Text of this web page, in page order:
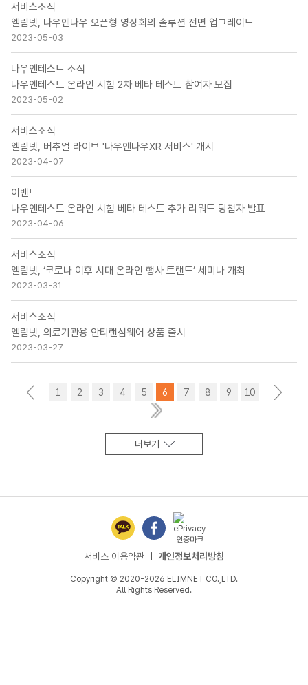
서비스소식
엘림넷, 나우앤나우 오픈형 영상회의 솔루션 전면 업그레이드
2023-05-03
나우앤테스트 소식
나우앤테스트 온라인 시험 2차 베타 테스트 참여자 모집
2023-05-02
서비스소식
엘림넷, 버추얼 라이브 '나우앤나우XR 서비스' 개시
2023-04-07
이벤트
나우앤테스트 온라인 시험 베타 테스트 추가 리워드 당첨자 발표
2023-04-06
서비스소식
엘림넷, ‘코로나 이후 시대 온라인 행사 트랜드’ 세미나 개최
2023-03-31
서비스소식
엘림넷, 의료기관용 안티랜섬웨어 상품 출시
2023-03-27
< 1 2 3 4 5 6 7 8 9 10 >
더보기
서비스 이용약관 개인정보처리방침
Copyright © 2020-2026 ELIMNET CO.,LTD.
All Rights Reserved.